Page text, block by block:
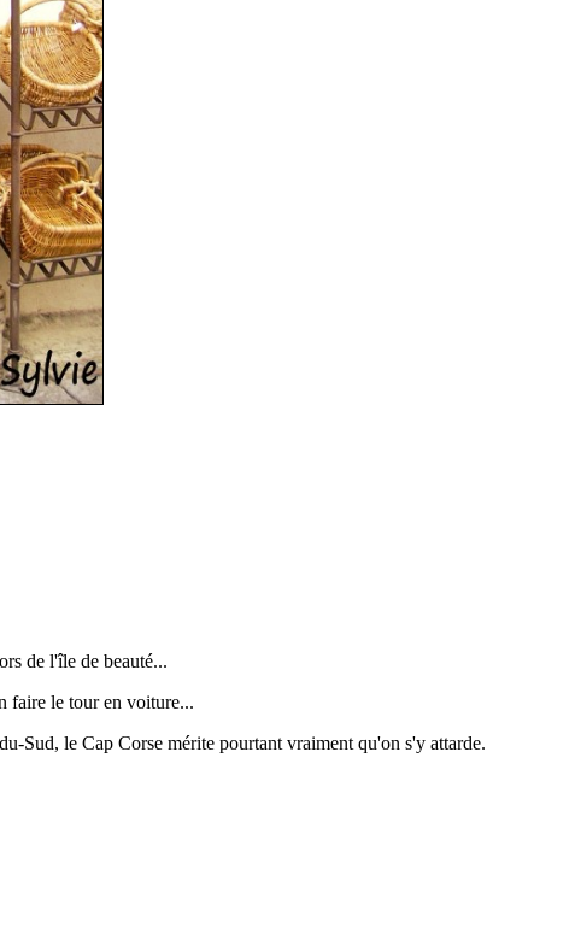
de l'île de beauté...
faire le tour en voiture...
Sud, le Cap Corse mérite pourtant vraiment qu'on s'y attarde.